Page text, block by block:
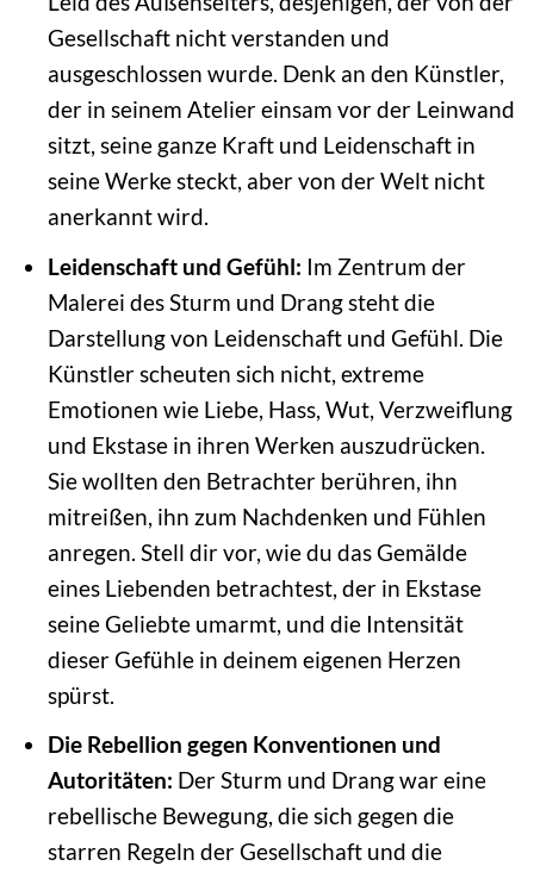
Gesellschaft nicht verstanden und
ausgeschlossen wurde. Denk an den Künstler,
der in seinem Atelier einsam vor der Leinwand
sitzt, seine ganze Kraft und Leidenschaft in
seine Werke steckt, aber von der Welt nicht
anerkannt wird.
Leidenschaft und Gefühl: Im Zentrum der
Malerei des Sturm und Drang steht die
Darstellung von Leidenschaft und Gefühl. Die
Künstler scheuten sich nicht, extreme
Emotionen wie Liebe, Hass, Wut, Verzweiflung
und Ekstase in ihren Werken auszudrücken.
Sie wollten den Betrachter berühren, ihn
mitreißen, ihn zum Nachdenken und Fühlen
anregen. Stell dir vor, wie du das Gemälde
eines Liebenden betrachtest, der in Ekstase
seine Geliebte umarmt, und die Intensität
dieser Gefühle in deinem eigenen Herzen
spürst.
Die Rebellion gegen Konventionen und
Autoritäten: Der Sturm und Drang war eine
rebellische Bewegung, die sich gegen die
starren Regeln der Gesellschaft und die